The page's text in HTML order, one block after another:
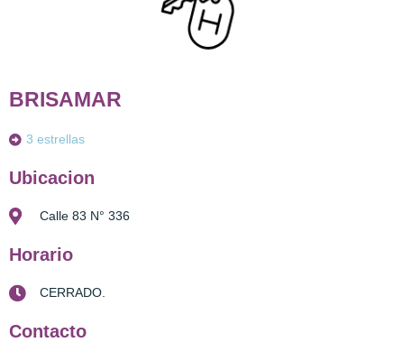
BRISAMAR
3 estrellas
Ubicacion
Calle 83 N° 336
Horario
CERRADO.
Contacto